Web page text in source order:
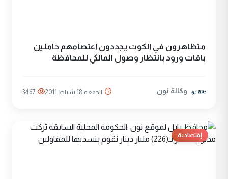
متظاهرون في الكوت يجددون اعتصامهم حاملين
باقات ورود بانتظار وصول المالكي للمحافظة
وكالة نون الجمعة 18 شباط 2011 3467
إقتصادية